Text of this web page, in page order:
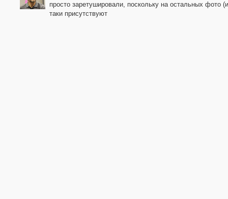
просто заретушировали, поскольку на остальных фото
таки присутствуют